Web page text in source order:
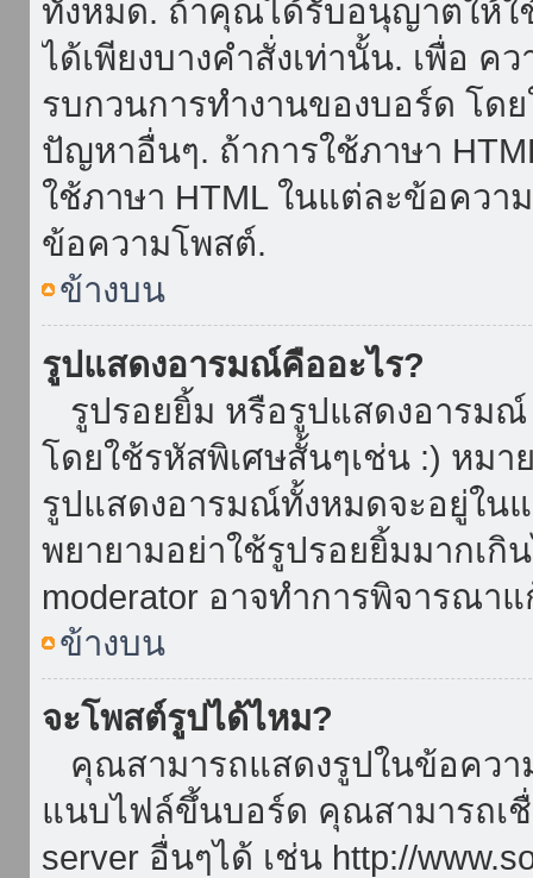
ทั้งหมด. ถ้าคุณได้รับอนุญาตให้ใ
ได้เพียงบางคำสั่งเท่านั้น. เพื่อ
รบกวนการทำงานของบอร์ด โด
ปัญหาอื่นๆ. ถ้าการใช้ภาษา
ใช้ภาษา HTML ในแต่ละข้อคว
ข้อความโพสต์.
ข้างบน
รูปแสดงอารมณ์คืออะไร?
รูปรอยยิ้ม หรือรูปแสดงอารมณ์
โดยใช้รหัสพิเศษสั้นๆเช่น :) หมา
รูปแสดงอารมณ์ทั้งหมดจะอยู่ใ
พยายามอย่าใช้รูปรอยยิ้มมากเกิ
moderator อาจทำการพิจารณา
ข้างบน
จะโพสต์รูปได้ไหม?
คุณสามารถแสดงรูปในข้อคว
แนบไฟล์ขึ้นบอร์ด คุณสามารถเชื่
server อื่นๆได้ เช่น http://